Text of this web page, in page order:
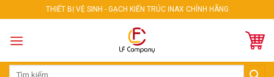
to
content
THIẾT BỊ VỆ SINH - GẠCH KIẾN TRÚC INAX CHÍNH HÃNG
Tìm